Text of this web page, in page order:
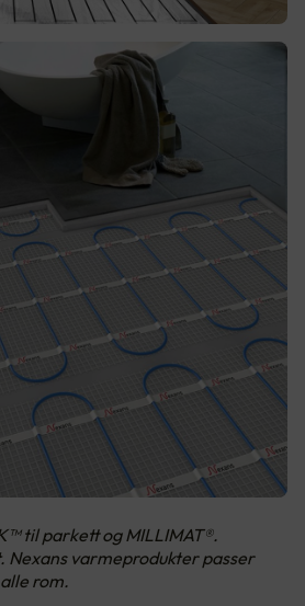
til parkett og MILLIMAT®.
varmeprodukter passer
rom.